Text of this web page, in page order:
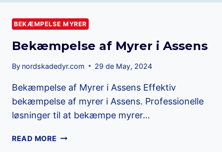
BEKÆMPELSE MYRER
Bekæmpelse af Myrer i Assens
By nordskadedyr.com 29 de May, 2024
Bekæmpelse af Myrer i Assens Effektiv
bekæmpelse af myrer i Assens. Professionelle
løsninger til at bekæmpe myrer…
READ MORE BEKÆMPELSE